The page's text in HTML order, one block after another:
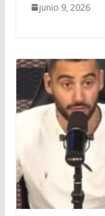
junio 9, 2026